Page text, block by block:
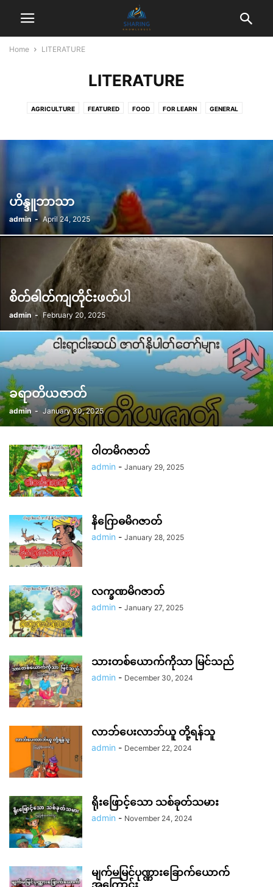
Home LITERATURE
LITERATURE
AGRICULTURE FEATURED FOOD FOR LEARN GENERAL
TECHNOLOGY TECHNOLOGY USABLE TIPS
ဟိန္ဒူဘာသာ
admin - April 24, 2025
စိတ်ဓါတ်ကျတိုင်းဖတ်ပါ
admin - February 20, 2025
ခရာတိယဇာတ်
admin - January 30, 2025
ဝါတမိဂဇာတ်
admin - January 29, 2025
နိဂြောဓမိဂဇာတ်
admin - January 28, 2025
လက္ခဏမိဂဇာတ်
admin - January 27, 2025
သားတစ်ယောက်ကိုသာ မြင်သည်
admin - December 30, 2024
လာဘ်ပေးလာဘ်ယူ တို့ရန်သူ
admin - December 22, 2024
ရိုးဖြောင့်သော သစ်ခုတ်သမား
admin - November 24, 2024
မျက်မမြင်ပုဏ္ဏားခြောက်ယောက်
အကြောင်း